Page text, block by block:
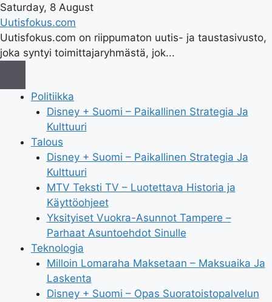
Saturday, 8 August
Uutisfokus.com
Uutisfokus.com on riippumaton uutis- ja taustasivusto,
joka syntyi toimittajaryhmästä, jok...
Politiikka
Disney + Suomi – Paikallinen Strategia Ja
Kulttuuri
Talous
Disney + Suomi – Paikallinen Strategia Ja
Kulttuuri
MTV Teksti TV – Luotettava Historia ja
Käyttöohjeet
Yksityiset Vuokra-Asunnot Tampere –
Parhaat Asuntoehdot Sinulle
Teknologia
Milloin Lomaraha Maksetaan – Maksuaika Ja
Laskenta
Disney + Suomi – Opas Suoratoistopalvelun